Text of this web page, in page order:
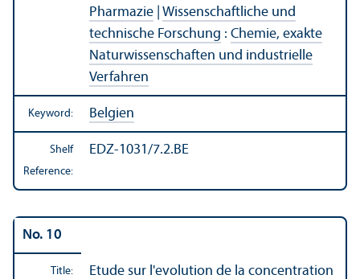
Pharmazie Wissenschaftliche und
technische Forschung : Chemie, exakte
Naturwissenschaften und industrielle
Verfahren
Keyword: Belgien
Shelf
Reference:
EDZ-1031/7.2.BE
No. 10
Title: Etude sur l'evolution de la concentration